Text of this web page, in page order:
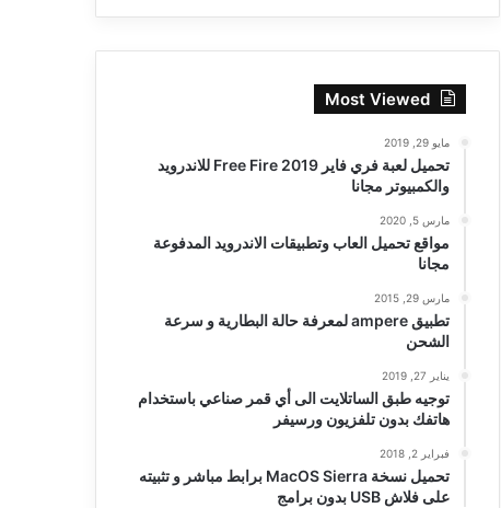
Most Viewed
مايو 29, 2019
تحميل لعبة فري فاير Free Fire 2019 للاندرويد
والكمبيوتر مجانا
مارس 5, 2020
مواقع تحميل العاب وتطبيقات الاندرويد المدفوعة
مجانا
مارس 29, 2015
تطبيق ampere لمعرفة حالة البطارية و سرعة
الشحن
يناير 27, 2019
توجيه طبق الساتلايت الى أي قمر صناعي باستخدام
هاتفك بدون تلفزيون ورسيفر
فبراير 2, 2018
تحميل نسخة MacOS Sierra برابط مباشر و تثبيته
على فلاش USB بدون برامج